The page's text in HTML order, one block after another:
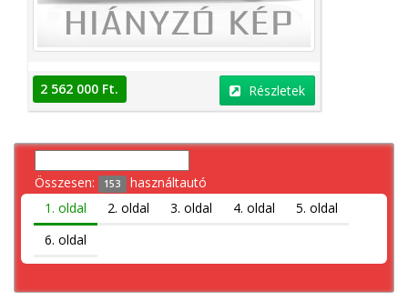
2 562 000 Ft. Részletek
Összesen: 153 használtautó
1. oldal
2. oldal 3. oldal 4. oldal
5. oldal
6. oldal